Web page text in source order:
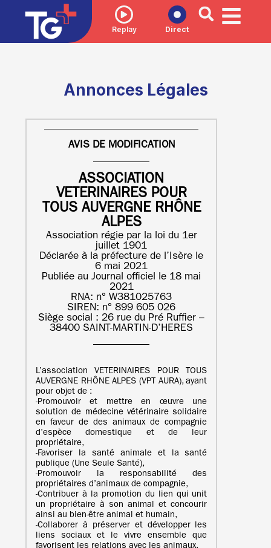
Replay Direct
Annonces Légales
AVIS DE MODIFICATION
ASSOCIATION
VETERINAIRES POUR
TOUS AUVERGNE RHÔNE
ALPES
Association régie par la loi du 1er
juillet 1901
Déclarée à la préfecture de l’Isère le
6 mai 2021
Publiée au Journal officiel le 18 mai
2021
RNA: n° W381025763
SIREN: n° 899 605 026
Siège social : 26 rue du Pré Ruffier –
38400 SAINT-MARTIN-D’HERES
L’association VETERINAIRES POUR TOUS
AUVERGNE RHÔNE ALPES (VPT AURA), ayant
pour objet de :
‐Promouvoir et mettre en œuvre une
solution de médecine vétérinaire solidaire
en faveur de des animaux de compagnie
d’espèce domestique et de leur
propriétaire,
‐Favoriser la santé animale et la santé
publique (Une Seule Santé),
‐Promouvoir la responsabilité des
propriétaires d’animaux de compagnie,
‐Contribuer à la promotion du lien qui unit
un propriétaire à son animal et concourir
ainsi au bien-être animal et humain,
‐Collaborer à préserver et développer les
liens sociaux et le vivre ensemble que